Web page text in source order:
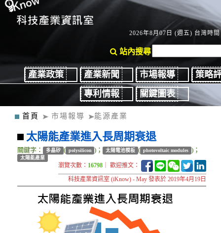
2026年8月07日 (週五) 台灣時間
站內搜尋
產業政策 產業新聞 市場報導
策略
專利情報
關鍵圖表
首頁 市場報導 能源產業
太陽能產業進入長周期衰退
關鍵字： 多晶矽 ( polysilicon )； 太陽電池模板 ( photovoltaic modules )；
太陽能產業
瀏覽次數： 16798 ｜ 歡迎推文：
科技產業資訊室 (iKnow) - May 發表於 2019年4月19日